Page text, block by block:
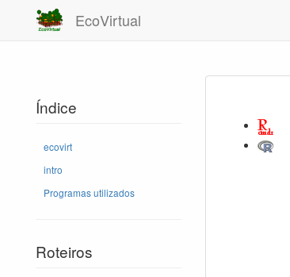
EcoVirtual
Índice
ecovirt
intro
Programas utilizados
Roteiros